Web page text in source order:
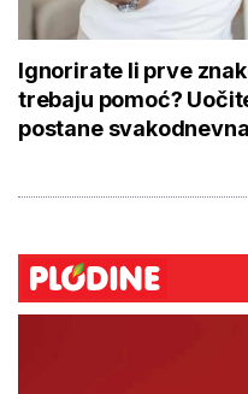
Ignorirate li prve
trebaju pomoć?
postane svakodnevna